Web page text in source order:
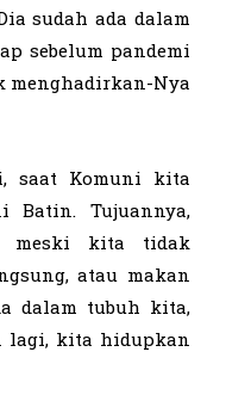
sudah ada dalam
sebelum pandemi
menghadirkan-Nya
saat Komuni kita
Batin. Tujuannya,
meski kita tidak
atau makan
dalam tubuh kita,
lagi, kita hidupkan